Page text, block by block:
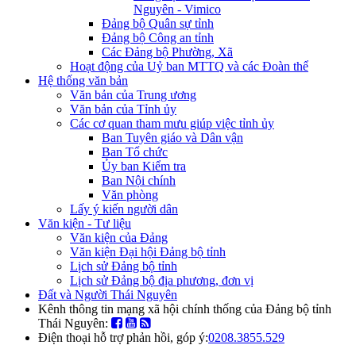
Nguyên - Vimico
Đảng bộ Quân sự tỉnh
Đảng bộ Công an tỉnh
Các Đảng bộ Phường, Xã
Hoạt động của Uỷ ban MTTQ và các Đoàn thể
Hệ thống văn bản
Văn bản của Trung ương
Văn bản của Tỉnh ủy
Các cơ quan tham mưu giúp việc tỉnh ủy
Ban Tuyên giáo và Dân vận
Ban Tổ chức
Ủy ban Kiểm tra
Ban Nội chính
Văn phòng
Lấy ý kiến người dân
Văn kiện - Tư liệu
Văn kiện của Đảng
Văn kiện Đại hội Đảng bộ tỉnh
Lịch sử Đảng bộ tỉnh
Lịch sử Đảng bộ địa phương, đơn vị
Đất và Người Thái Nguyên
Kênh thông tin mạng xã hội chính thống của Đảng bộ tỉnh
Thái Nguyên:
Điện thoại hỗ trợ phản hồi, góp ý:0208.3855.529